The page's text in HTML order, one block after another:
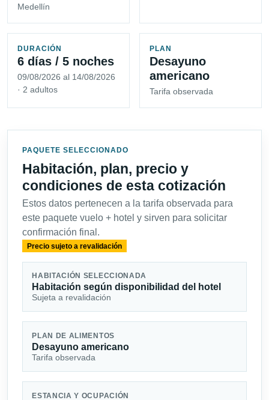
Medellín
DURACIÓN
6 días / 5 noches
09/08/2026 al 14/08/2026
· 2 adultos
PLAN
Desayuno
americano
Tarifa observada
PAQUETE SELECCIONADO
Habitación, plan, precio y
condiciones de esta cotización
Estos datos pertenecen a la tarifa observada para
este paquete vuelo + hotel y sirven para solicitar
confirmación final.
Precio sujeto a revalidación
HABITACIÓN SELECCIONADA
Habitación según disponibilidad del hotel
Sujeta a revalidación
PLAN DE ALIMENTOS
Desayuno americano
Tarifa observada
ESTANCIA Y OCUPACIÓN